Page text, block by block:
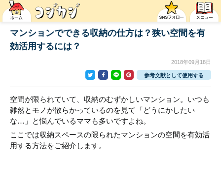
マンションでできる収納の仕方は？狭い空間を有
効活用するには？
2018年09月18日
参考文献として使用する
空間が限られていて、収納のむずかしいマンション。いつも
雑然とモノが散らかっているのを見て「どうにかしたい
な…」と悩んでいるママも多いですよね。
ここでは収納スペースの限られたマンションの空間を有効活
用する方法をご紹介します。